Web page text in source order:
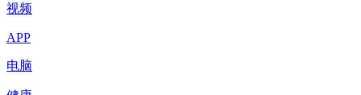
视频
APP
电脑